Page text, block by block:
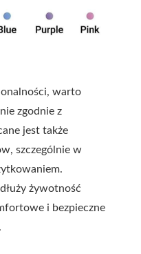
warto
zgodnie z
jest także
szczególnie w
żywotność
i bezpieczne